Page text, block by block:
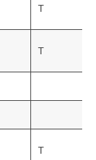
T
T
T